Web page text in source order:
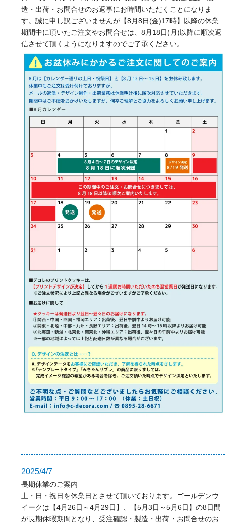
造・出荷・お問合せのお返事にお時間いただくことになりま
す。誠に申し訳ございませんが【8月8日(金)17時】以降の休業
期間中に頂いたご注文やお問合せは、8月18日(月)以降に順次返
信させて頂くようになりますのでご了承ください。
2025/4/7
長期休業のご案内
土・日・祝日を休業日とさせて頂いております。ゴールデンウ
イークは【4月26日～4月29日】、【5月3日～5月6日】の8日間
が長期休暇期間となり、受注確認・製造・出荷・お問合せのお